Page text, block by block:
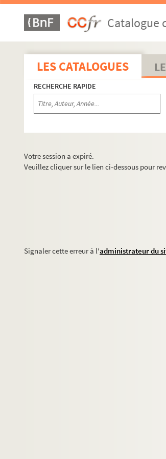
Catalogue
LES CATALOGUES
RECHERCHE RAPIDE
Votre session a expiré.
Veuillez cliquer sur le lien ci-dessous pour
Signaler cette erreur à l'administrateur du